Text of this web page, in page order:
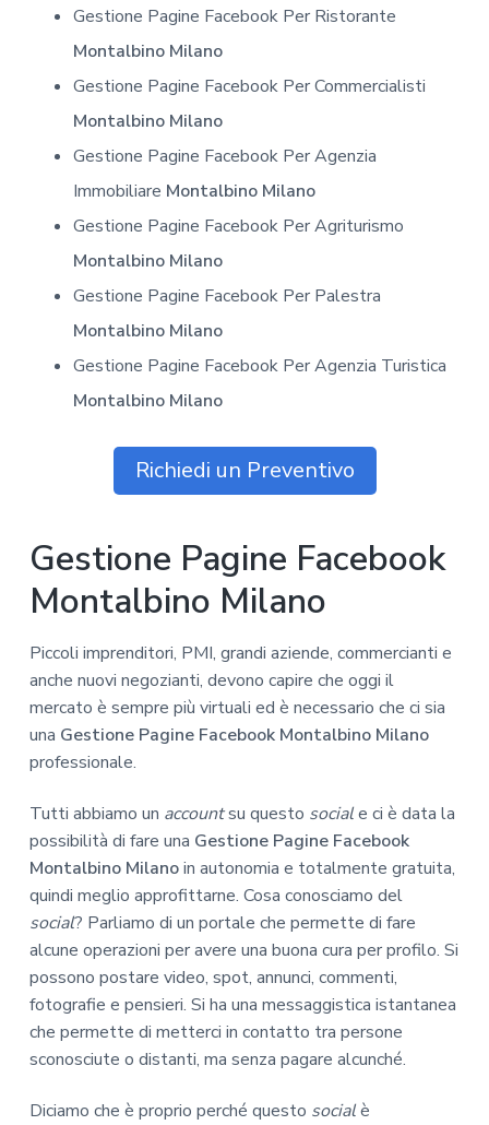
Gestione Pagine Facebook Per Ristorante
Montalbino Milano
Gestione Pagine Facebook Per Commercialisti
Montalbino Milano
Gestione Pagine Facebook Per Agenzia
Immobiliare Montalbino Milano
Gestione Pagine Facebook Per Agriturismo
Montalbino Milano
Gestione Pagine Facebook Per Palestra
Montalbino Milano
Gestione Pagine Facebook Per Agenzia Turistica
Montalbino Milano
Richiedi un Preventivo
Gestione Pagine Facebook
Montalbino Milano
Piccoli imprenditori, PMI, grandi aziende, commercianti e
anche nuovi negozianti, devono capire che oggi il
mercato è sempre più virtuali ed è necessario che ci sia
una Gestione Pagine Facebook Montalbino Milano
professionale.
Tutti abbiamo un accountsu questo sociale ci è data la
possibilità di fare una Gestione Pagine Facebook
Montalbino Milanoin autonomia e totalmente gratuita,
quindi meglio approfittarne. Cosa conosciamo del
social? Parliamo di un portale che permette di fare
alcune operazioni per avere una buona cura per profilo. Si
possono postare video, spot, annunci, commenti,
fotografie e pensieri. Si ha una messaggistica istantanea
che permette di metterci in contatto tra persone
sconosciute o distanti, ma senza pagare alcunché.
Diciamo che è proprio perché questo socialè